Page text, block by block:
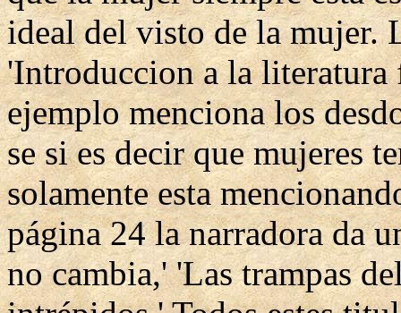
ideal del visto de la mujer.
'Introduccion a la literatura
ejemplo menciona los
se si es decir que mujeres
solamente esta
página 24 la narradora da
no cambia,' 'Las trampas